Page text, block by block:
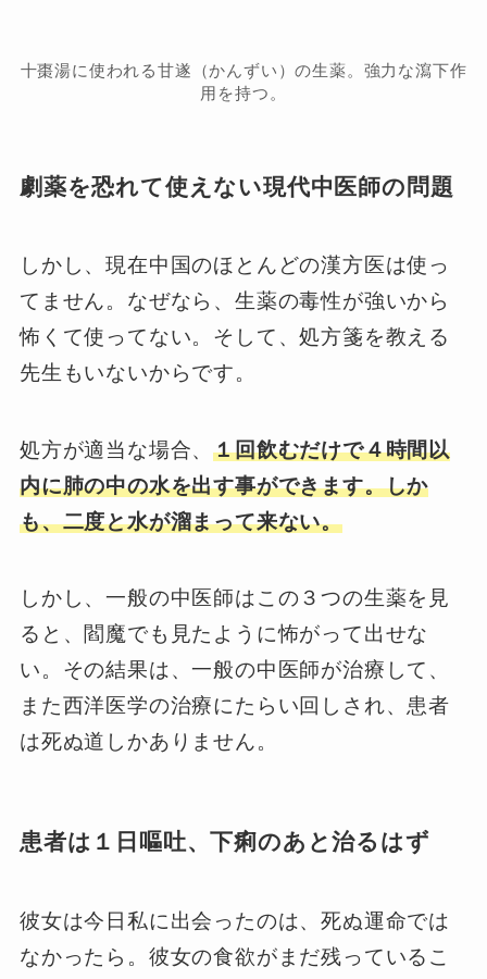
十棗湯に使われる甘遂（かんずい）の生薬。強力な瀉下作
用を持つ。
劇薬を恐れて使えない現代中医師の問題
しかし、現在中国のほとんどの漢方医は使っ
てません。なぜなら、生薬の毒性が強いから
怖くて使ってない。そして、処方箋を教える
先生もいないからです。
処方が適当な場合、１回飲むだけで４時間以
内に肺の中の水を出す事ができます。しか
も、二度と水が溜まって来ない。
しかし、一般の中医師はこの３つの生薬を見
ると、閻魔でも見たように怖がって出せな
い。その結果は、一般の中医師が治療して、
また西洋医学の治療にたらい回しされ、患者
は死ぬ道しかありません。
患者は１日嘔吐、下痢のあと治るはず
彼女は今日私に出会ったのは、死ぬ運命では
なかったら。彼女の食欲がまだ残っているこ